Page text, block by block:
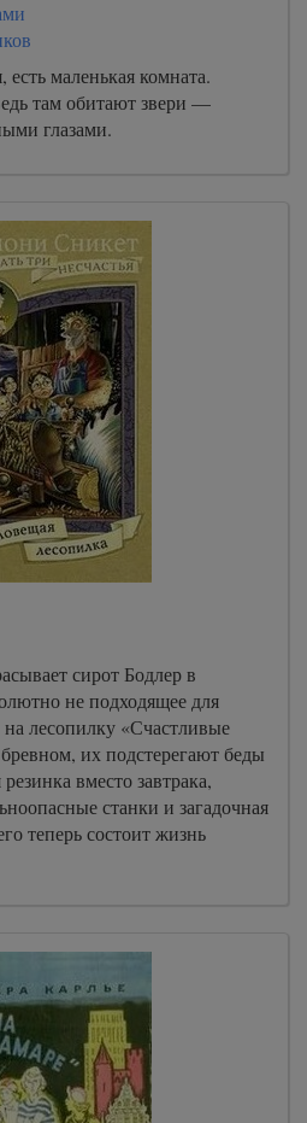
маленькая комната.
там обитают звери —
глазами.
сирот Бодлер в
не подходящее для
лесопилку «Счастливые
их подстерегают беды
вместо завтрака,
станки и загадочная
теперь состоит жизнь